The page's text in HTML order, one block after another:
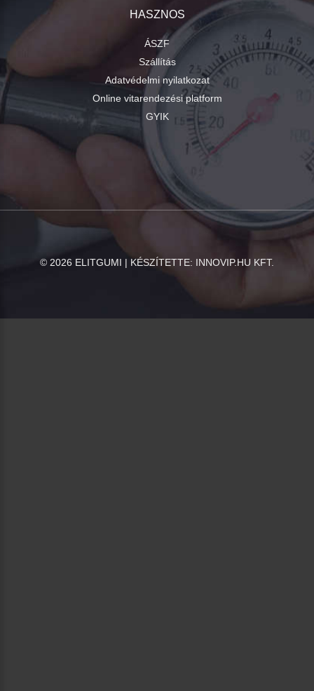
HASZNOS
ÁSZF
Szállítás
Adatvédelmi nyilatkozat
Online vitarendezési platform
GYIK
© 2026 ELITGUMI | KÉSZÍTETTE: INNOVIP.HU KFT.